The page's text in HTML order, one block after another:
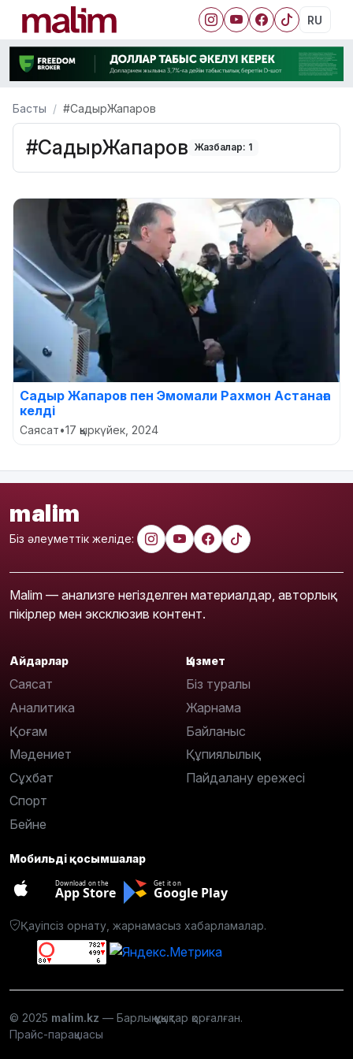
RU
Басты #СадырЖапаров
#СадырЖапаров Жазбалар: 1
Садыр Жапаров пен Эмомали Рахмон Астанаға
келді
Саясат•17 қыркүйек, 2024
malim
Біз әлеуметтік желіде:
Malim — анализге негізделген материалдар, авторлық
пікірлер мен эксклюзив контент.
Айдарлар
Саясат
Аналитика
Қоғам
Мәдениет
Сұхбат
Спорт
Бейне
Қызмет
Біз туралы
Жарнама
Байланыс
Құпиялылық
Пайдалану ережесі
Мобильді қосымшалар
Download on the
App Store
Get it on
Google Play
Қауіпсіз орнату, жарнамасыз хабарламалар.
© 2025 malim.kz — Барлық құқықтар қорғалған.
Прайс-парақшасы